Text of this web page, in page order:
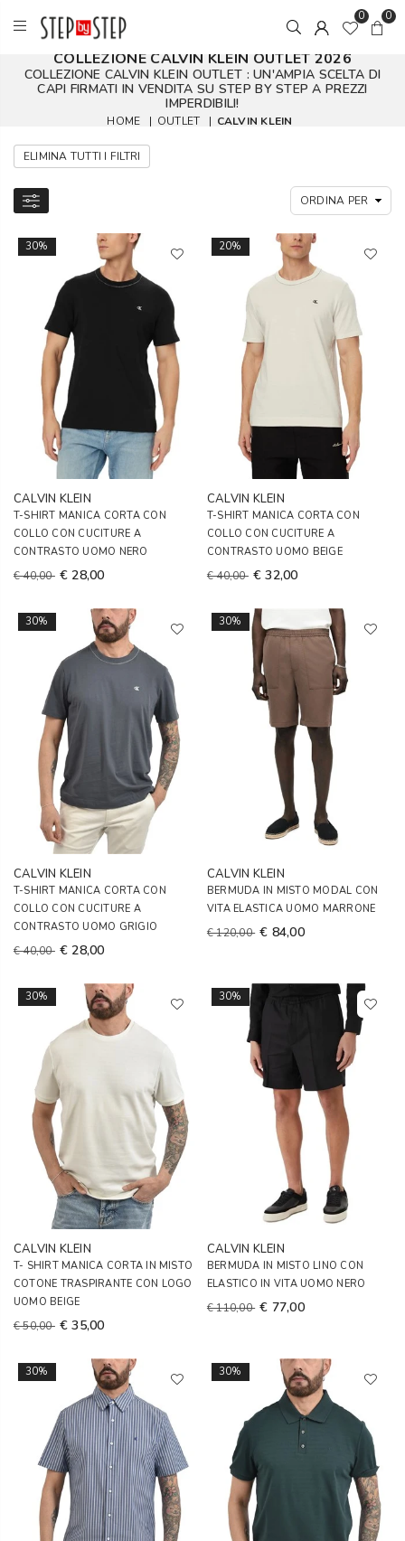
0 0
COLLEZIONE CALVIN KLEIN OUTLET 2026
COLLEZIONE CALVIN KLEIN OUTLET : UN'AMPIA SCELTA DI
CAPI FIRMATI IN VENDITA SU STEP BY STEP A PREZZI
IMPERDIBILI!
HOME | OUTLET | CALVIN KLEIN
ELIMINA TUTTI I FILTRI
30%
CALVIN KLEIN
T-SHIRT MANICA CORTA CON
COLLO CON CUCITURE A
CONTRASTO UOMO NERO
€ 40,00 € 28,00
20%
CALVIN KLEIN
T-SHIRT MANICA CORTA CON
COLLO CON CUCITURE A
CONTRASTO UOMO BEIGE
€ 40,00 € 32,00
30%
CALVIN KLEIN
T-SHIRT MANICA CORTA CON
COLLO CON CUCITURE A
CONTRASTO UOMO GRIGIO
€ 40,00 € 28,00
30%
CALVIN KLEIN
BERMUDA IN MISTO MODAL CON
VITA ELASTICA UOMO MARRONE
€ 120,00 € 84,00
30%
CALVIN KLEIN
T- SHIRT MANICA CORTA IN MISTO
COTONE TRASPIRANTE CON LOGO
UOMO BEIGE
€ 50,00 € 35,00
30%
CALVIN KLEIN
BERMUDA IN MISTO LINO CON
ELASTICO IN VITA UOMO NERO
€ 110,00 € 77,00
30% 30%